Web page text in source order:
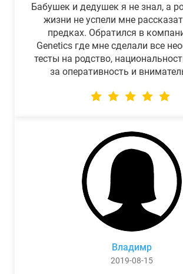
Бабушек и дедушек я не знал, а
жизни не успели мне
предках. Обратился в
Genetics где мне сделали все
тесты на родство,
за оперативность и
Владимр
2019-08-15